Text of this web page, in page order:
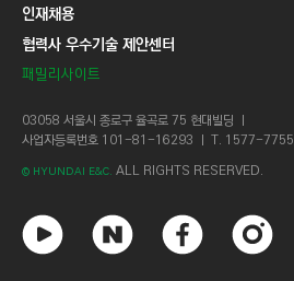
인재채용
협력사 우수기술 제안센터
패밀리사이트
03058 서울시 종로구 율곡로 75 현대빌딩 ㅣ
사업자등록번호 101-81-16293 ㅣ T. 1577-7755
© HYUNDAI E&C. ALL RIGHTS RESERVED.